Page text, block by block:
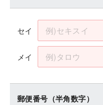
セイ
メイ
郵便番号（半角数字）